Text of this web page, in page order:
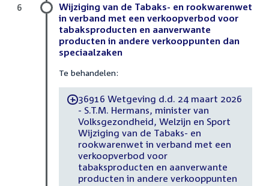
Wijziging van de Tabaks- en rookwarenwet
in verband met een verkoopverbod voor
tabaksproducten en aanverwante
producten in andere verkooppunten dan
speciaalzaken
Te behandelen:
-36916 Wetgeving d.d. 24 maart 2026
- S.T.M. Hermans, minister van
Volksgezondheid, Welzijn en Sport
Wijziging van de Tabaks- en
rookwarenwet in verband met een
verkoopverbod voor
tabaksproducten en aanverwante
producten in andere verkooppunten
6